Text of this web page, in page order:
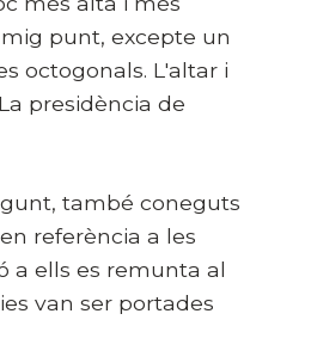
punt, excepte un
octogonals. L'altar i
presidència de
també coneguts
referència a les
a ells es remunta al
van ser portades